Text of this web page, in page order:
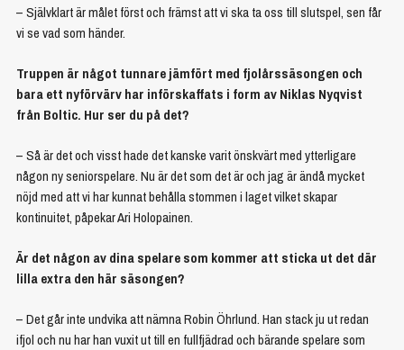
– Självklart är målet först och främst att vi ska ta oss till slutspel, sen får
vi se vad som händer.
Truppen är något tunnare jämfört med fjolårssäsongen och
bara ett nyförvärv har införskaffats i form av Niklas Nyqvist
från Boltic. Hur ser du på det?
– Så är det och visst hade det kanske varit önskvärt med ytterligare
någon ny seniorspelare. Nu är det som det är och jag är ändå mycket
nöjd med att vi har kunnat behålla stommen i laget vilket skapar
kontinuitet, påpekar Ari Holopainen.
Är det någon av dina spelare som kommer att sticka ut det där
lilla extra den här säsongen?
– Det går inte undvika att nämna Robin Öhrlund. Han stack ju ut redan
ifjol och nu har han vuxit ut till en fullfjädrad och bärande spelare som